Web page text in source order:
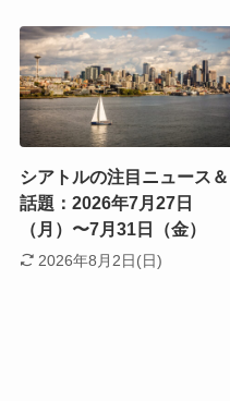
シアトルの注目ニュース＆
話題：2026年7月27日
（月）〜7月31日（金）
2026年8月2日(日)